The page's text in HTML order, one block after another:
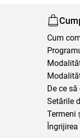
Cum
De ce
Setările
Termeni